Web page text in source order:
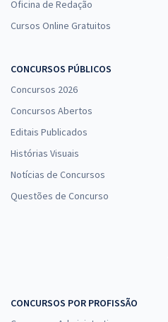
Oficina de Redação
Cursos Online Gratuitos
CONCURSOS PÚBLICOS
Concursos 2026
Concursos Abertos
Editais Publicados
Histórias Visuais
Notícias de Concursos
Questões de Concurso
CONCURSOS POR PROFISSÃO